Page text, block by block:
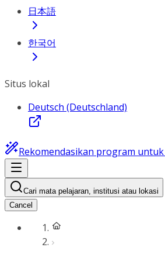
日本語
한국어
Situs lokal
Deutsch (Deutschland)
Rekomendasikan program untuk
Cari mata pelajaran, institusi atau lokasi
Cancel